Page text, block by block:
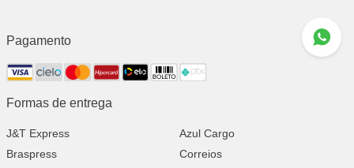
Pagamento
Formas de entrega
J&T Express
Azul Cargo
Braspress
Correios